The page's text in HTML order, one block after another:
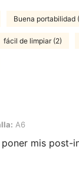
Buena portabilidad
fácil de limpiar (2)
A6
mis